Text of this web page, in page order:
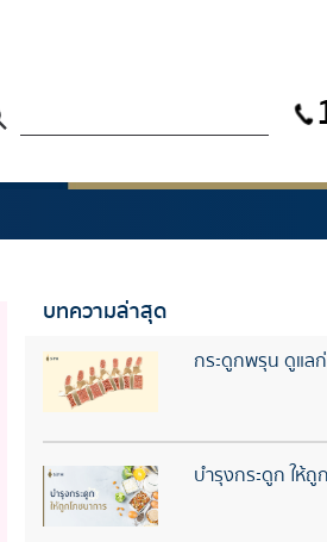
บทความล่าสุด
กระดูกพรุน ดูแล
บำรุงกระดูก ให้ถู